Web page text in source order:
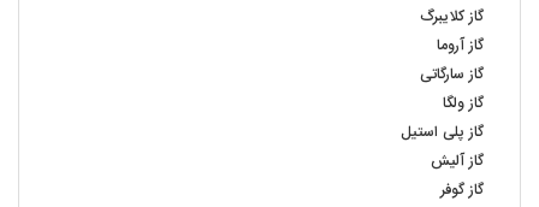
گاز کلایبرگ
گاز آروما
گاز سارگاتی
گاز ولگا
گاز پلی استیل
گاز آلیش
گاز گوفر